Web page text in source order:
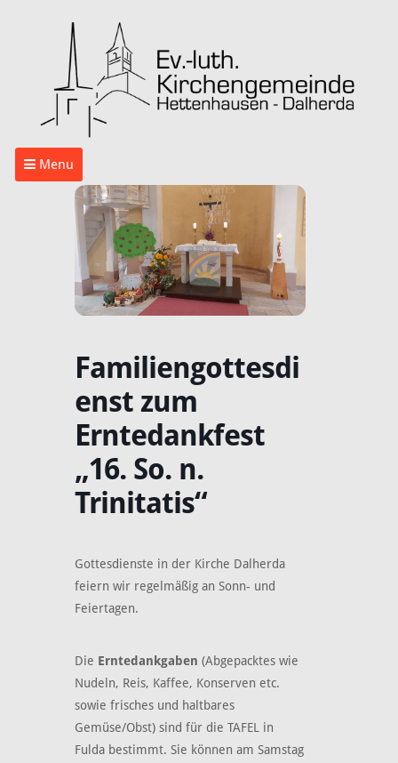
Menu
Familiengottesdi
enst zum
Erntedankfest
„16. So. n.
Trinitatis“
Gottesdienste in der Kirche Dalherda
feiern wir regelmäßig an Sonn- und
Feiertagen.
Die Erntedankgaben (Abgepacktes wie
Nudeln, Reis, Kaffee, Konserven etc.
sowie frisches und haltbares
Gemüse/Obst) sind für die TAFEL in
Fulda bestimmt. Sie können am Samstag